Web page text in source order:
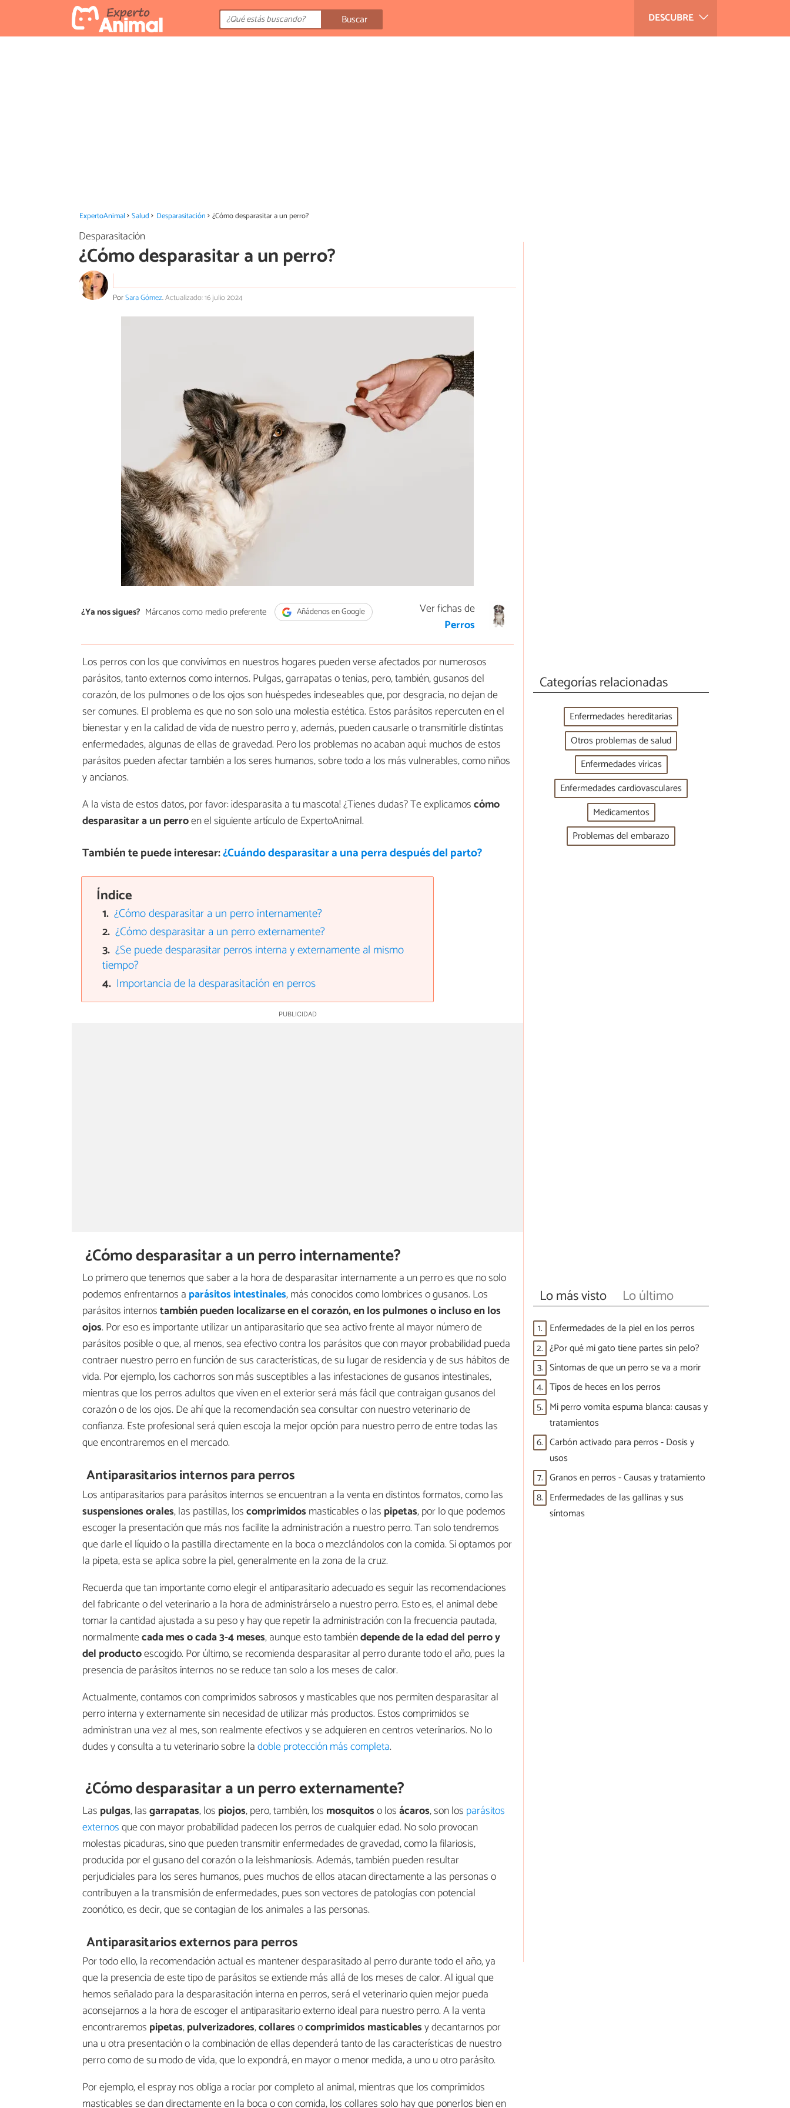
DESCUBRE
Buscar
ExpertoAnimal Salud Desparasitación ¿Cómo desparasitar a un perro?
Desparasitación
¿Cómo desparasitar a un perro?
PorSara Gómez.Actualizado: 16 julio 2024
¿Ya nos sigues? Márcanos como medio preferente Añádenos en Google
Ver fichas de
Perros
Los perros con los que convivimos en nuestros hogares pueden verse afectados por numerosos
parásitos, tanto externos como internos. Pulgas, garrapatas o tenias, pero, también, gusanos del
corazón, de los pulmones o de los ojos son huéspedes indeseables que, por desgracia, no dejan de
ser comunes. El problema es que no son solo una molestia estética. Estos parásitos repercuten en el
bienestar y en la calidad de vida de nuestro perro y, además, pueden causarle o transmitirle distintas
enfermedades, algunas de ellas de gravedad. Pero los problemas no acaban aquí: muchos de estos
parásitos pueden afectar también a los seres humanos, sobre todo a los más vulnerables, como niños
y ancianos.
A la vista de estos datos, por favor: ¡desparasita a tu mascota! ¿Tienes dudas? Te explicamoscómo
desparasitar a un perroen el siguiente artículo de ExpertoAnimal.
También te puede interesar:¿Cuándo desparasitar a una perra después del parto?
Índice
¿Cómo desparasitar a un perro internamente?
¿Cómo desparasitar a un perro externamente?
¿Se puede desparasitar perros interna y externamente al mismo
tiempo?
Importancia de la desparasitación en perros
¿Cómo desparasitar a un perro internamente?
Lo primero que tenemos que saber a la hora de desparasitar internamente a un perro es que no solo
podemos enfrentarnos a parásitos intestinales, más conocidos como lombrices o gusanos. Los
parásitos internostambién pueden localizarse en el corazón, en los pulmones o incluso en los
ojos. Por eso es importante utilizar un antiparasitario que sea activo frente al mayor número de
parásitos posible o que, al menos, sea efectivo contra los parásitos que con mayor probabilidad pueda
contraer nuestro perro en función de sus características, de su lugar de residencia y de sus hábitos de
vida. Por ejemplo, los cachorros son más susceptibles a las infestaciones de gusanos intestinales,
mientras que los perros adultos que viven en el exterior será más fácil que contraigan gusanos del
corazón o de los ojos. De ahí que la recomendación sea consultar con nuestro veterinario de
confianza. Este profesional será quien escoja la mejor opción para nuestro perro de entre todas las
que encontraremos en el mercado.
Antiparasitarios internos para perros
Los antiparasitarios para parásitos internos se encuentran a la venta en distintos formatos, como las
suspensiones orales, las pastillas, loscomprimidos masticables o las pipetas, por lo que podemos
escoger la presentación que más nos facilite la administración a nuestro perro. Tan solo tendremos
que darle el líquido o la pastilla directamente en la boca o mezclándolos con la comida. Si optamos por
la pipeta, esta se aplica sobre la piel, generalmente en la zona de la cruz.
Recuerda que tan importante como elegir el antiparasitario adecuado es seguir las recomendaciones
del fabricante o del veterinario a la hora de administrárselo a nuestro perro. Esto es, el animal debe
tomar la cantidad ajustada a su peso y hay que repetir la administración con la frecuencia pautada,
normalmentecada mes o cada 3-4 meses, aunque esto tambiéndepende de la edad del perro y
del productoescogido. Por último, se recomienda desparasitar al perro durante todo el año, pues la
presencia de parásitos internos no se reduce tan solo a los meses de calor.
Actualmente, contamos con comprimidos sabrosos y masticables que nos permiten desparasitar al
perro interna y externamente sin necesidad de utilizar más productos. Estos comprimidos se
administran una vez al mes, son realmente efectivos y se adquieren en centros veterinarios. No lo
dudes y consulta a tu veterinario sobre ladoble protección más completa.
¿Cómo desparasitar a un perro externamente?
Las pulgas, lasgarrapatas, los piojos, pero, también, los mosquitoso losácaros, son los parásitos
externosque con mayor probabilidad padecen los perros de cualquier edad. No solo provocan
molestas picaduras, sino que pueden transmitir enfermedades de gravedad, como la filariosis,
producida por el gusano del corazón o la leishmaniosis. Además, también pueden resultar
perjudiciales para los seres humanos, pues muchos de ellos atacan directamente a las personas o
contribuyen a la transmisión de enfermedades, pues son vectores de patologías con potencial
zoonótico, es decir, que se contagian de los animales a las personas.
Antiparasitarios externos para perros
Por todo ello, la recomendación actual es mantener desparasitado al perro durante todo el año, ya
que la presencia de este tipo de parásitos se extiende más allá de los meses de calor. Al igual que
hemos señalado para la desparasitación interna en perros, será el veterinario quien mejor pueda
aconsejarnos a la hora de escoger el antiparasitario externo ideal para nuestro perro. A la venta
encontraremos pipetas,pulverizadores,collaresocomprimidos masticablesy decantarnos por
una u otra presentación o la combinación de ellas dependerá tanto de las características de nuestro
perro como de su modo de vida, que lo expondrá, en mayor o menor medida, a uno u otro parásito.
Por ejemplo, el espray nos obliga a rociar por completo al animal, mientras que los comprimidos
masticables se dan directamente en la boca o con comida, los collares solo hay que ponerlos bien en
Categorías relacionadas
Enfermedades hereditarias
Otros problemas de salud
Enfermedades víricas
Enfermedades cardiovasculares
Medicamentos
Problemas del embarazo
Lo más visto Lo último
1. Enfermedades de la piel en los perros
2. ¿Por qué mi gato tiene partes sin pelo?
3. Síntomas de que un perro se va a morir
4. Tipos de heces en los perros
5. Mi perro vomita espuma blanca: causas y
tratamientos
6. Carbón activado para perros - Dosis y
usos
7. Granos en perros - Causas y tratamiento
8. Enfermedades de las gallinas y sus
síntomas